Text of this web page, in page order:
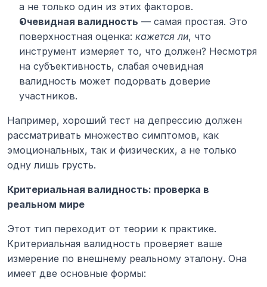
а не только один из этих факторов.
Очевидная валидность — самая простая. Это
поверхностная оценка: кажется ли, что
инструмент измеряет то, что должен? Несмотря
на субъективность, слабая очевидная
валидность может подорвать доверие
участников.
Например, хороший тест на депрессию должен
рассматривать множество симптомов, как
эмоциональных, так и физических, а не только
одну лишь грусть.
Критериальная валидность: проверка в
реальном мире
Этот тип переходит от теории к практике.
Критериальная валидность проверяет ваше
измерение по внешнему реальному эталону. Она
имеет две основные формы: